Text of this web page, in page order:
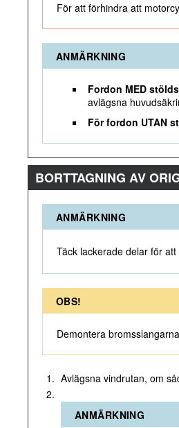
För att förhindra att
ANMÄRKNING
Fordon MED
avlägsna
För fordon UTAN
BORTTAGNING AV
ANMÄRKNING
Täck lackerade delar för
OBS!
Demontera
1. Avlägsna vindrutan, om
2.
ANMÄRKNING